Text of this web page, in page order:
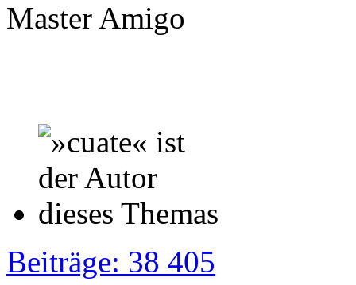
Master Amigo
Beiträge: 38 405